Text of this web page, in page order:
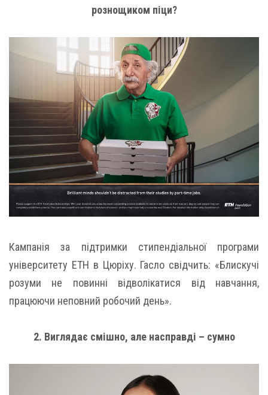
рознощиком піци?
Кампанія за підтримки стипендіальної програми
університету ETH в Цюріху. Гасло свідчить: «Блискучі
розуми не повинні відволікатися від навчання,
працюючи неповний робочий день».
2. Виглядає смішно, але насправді – сумно